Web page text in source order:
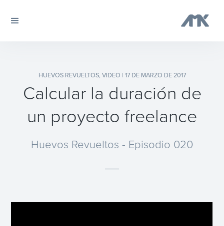
HUEVOS REVUELTOS, VIDEO | 17 DE MARZO DE 2017
Calcular la duración de
un proyecto freelance
Huevos Revueltos - Episodio 020